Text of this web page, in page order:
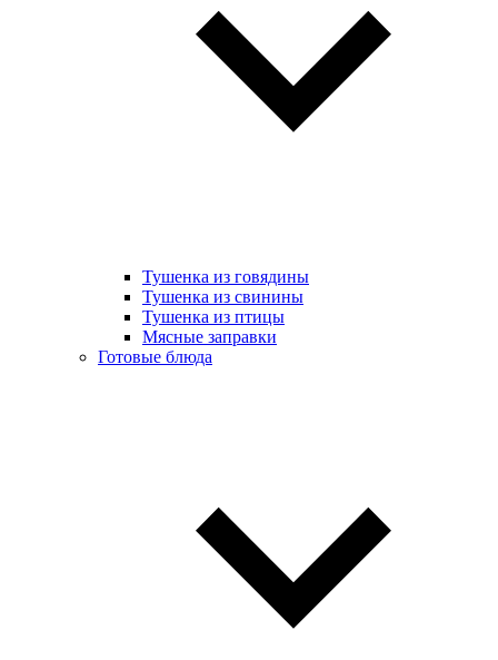
Тушенка из говядины
Тушенка из свинины
Тушенка из птицы
Мясные заправки
Готовые блюда